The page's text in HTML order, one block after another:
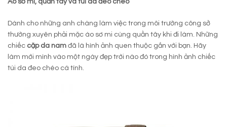
Áo sơ mi, quần tây và túi da đeo chéo
Dành cho những anh chàng làm việc trong môi trường công sở
thường xuyên phải mặc áo sơ mi cùng quần tây khi đi làm. Những
chiếc cặp da nam đã là hình ảnh quen thuộc gắn với bạn. Hãy
làm mới mình vào một ngày đẹp trời nào đó trong hình ảnh chiếc
túi da đeo chéo cá tính.